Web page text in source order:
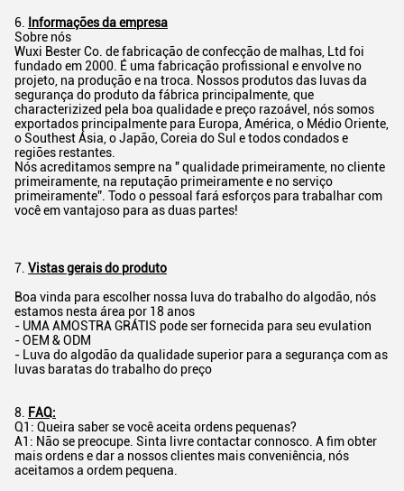
6.
Informações da empresa
Sobre nós
Wuxi Bester Co. de fabricação de confecção de malhas, Ltd foi
fundado em 2000. É uma fabricação profissional e envolve no
projeto, na produção e na troca. Nossos produtos das luvas da
segurança do produto da fábrica principalmente, que
characterizized pela boa qualidade e preço razoável, nós somos
exportados principalmente para Europa, América, o Médio Oriente,
o Southest Ásia, o Japão, Coreia do Sul e todos condados e
regiões restantes.
Nós acreditamos sempre na " qualidade primeiramente, no cliente
primeiramente, na reputação primeiramente e no serviço
primeiramente”. Todo o pessoal fará esforços para trabalhar com
você em vantajoso para as duas partes!
7. Vistas gerais do produto
Boa vinda para escolher nossa luva do trabalho do algodão, nós
estamos nesta área por 18 anos
- UMA AMOSTRA GRÁTIS pode ser fornecida para seu evulation
- OEM & ODM
- Luva do algodão da qualidade superior para a segurança com as
luvas baratas do trabalho do preço
8. FAQ:
Q1: Queira saber se você aceita ordens pequenas?
A1: Não se preocupe. Sinta livre contactar connosco. A fim obter
mais ordens e dar a nossos clientes mais conveniência, nós
aceitamos a ordem pequena.